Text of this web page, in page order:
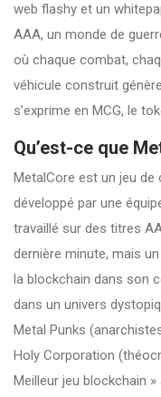
web flashy et un
AAA, un monde de
où chaque combat,
véhicule construit
s’exprime en MCG, le
Qu’est-ce que
MetalCore est un jeu
développé par une
travaillé sur des titres
dernière minute, mais
la blockchain dans son
dans un univers
Metal Punks
Holy Corporation
Meilleur jeu blockchain